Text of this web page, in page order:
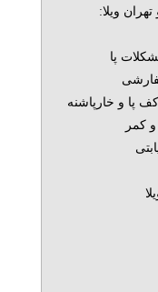
ویلا:
پا
پا و خارپاشنه
کمر